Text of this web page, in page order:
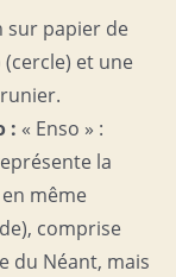
sur papier de
et une
: « Enso » :
la
même
comprise
du Néant, mais